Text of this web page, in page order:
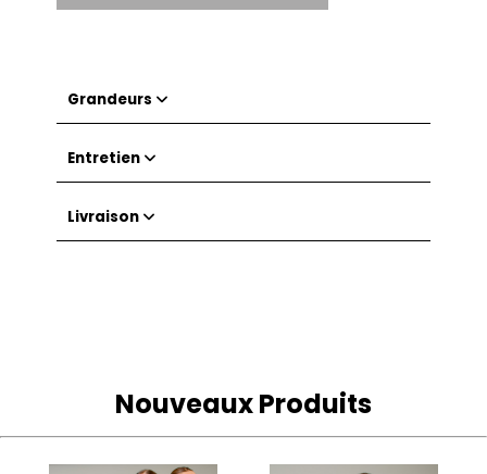
Grandeurs
Entretien
Livraison
Nouveaux Produits